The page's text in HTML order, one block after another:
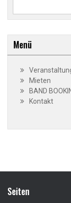
Menü
Mieten
BAND
Kontakt
Seiten